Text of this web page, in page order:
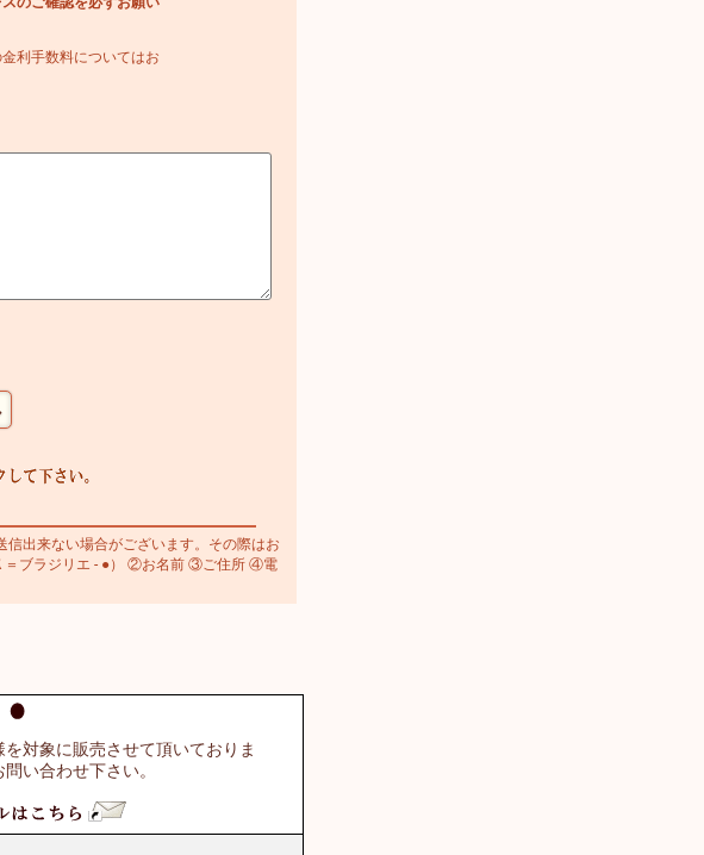
利手数料についてはお
出来ない場合がございます。その際はお
＝ブラジリエ - ●） ②お名前 ③ご住所 ④電
対象に販売させて頂いておりま
い合わせ下さい。